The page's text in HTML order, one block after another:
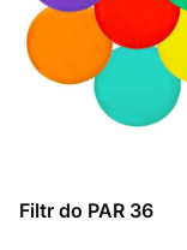
Filtr do PAR 36